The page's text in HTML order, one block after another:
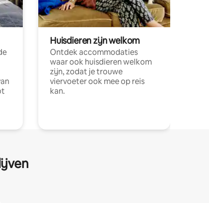
Huisdieren zijn welkom
Ontdek accommodaties
waar ook huisdieren welkom
zijn, zodat je trouwe
viervoeter ook mee op reis
kan.